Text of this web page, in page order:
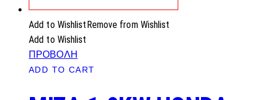
Add to WishlistRemove from Wishlist
Add to Wishlist
ΠΡΟΒΟΛΗ
ADD TO CART